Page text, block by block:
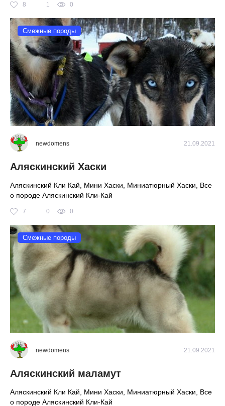
8 1 0
Смежные породы
newdomens 21.09.2021
Аляскинский Хаски
Аляскинский Кли Кай, Мини Хаски, Миниатюрный Хаски, Все
о породе Аляскинский Кли-Кай
7 0 0
Смежные породы
newdomens 21.09.2021
Аляскинский маламут
Аляскинский Кли Кай, Мини Хаски, Миниатюрный Хаски, Все
о породе Аляскинский Кли-Кай